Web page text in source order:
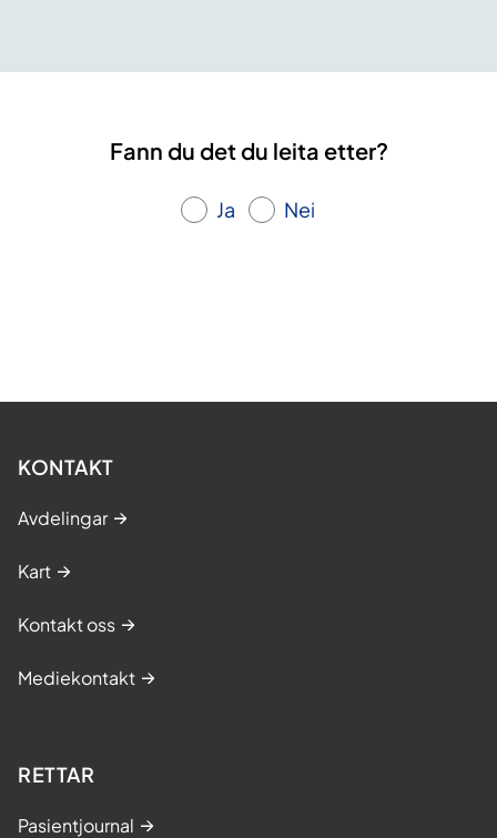
Fann du det du leita etter?
Ja Nei
KONTAKT
Avdelingar
Kart
Kontakt oss
Mediekontakt
RETTAR
Pasientjournal